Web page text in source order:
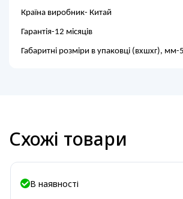
Країна виробник- Китай
Гарантія-12 місяців
Габаритні розміри в упаковці (вxшxг),
Схожі товари
В наявності